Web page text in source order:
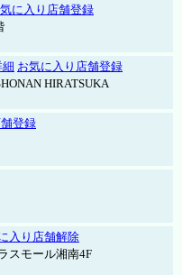
に入り店舗登録
細 お気に入り店舗登録
HIRATSUKA
登録
入り店舗解除
スモール湘南4F